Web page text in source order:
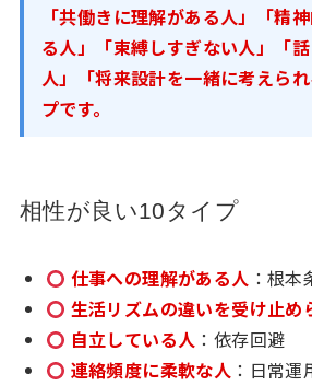
「共働きに理解がある人」「精
る人」「束縛しすぎない人」「
人」「将来設計を一緒に考えら
プです。
相性が良い10タイプ
仕事への理解がある人 ：根本
生活リズムの違いを受け止め
自立している人 ：依存回避
連絡頻度に柔軟な人 ：日常運